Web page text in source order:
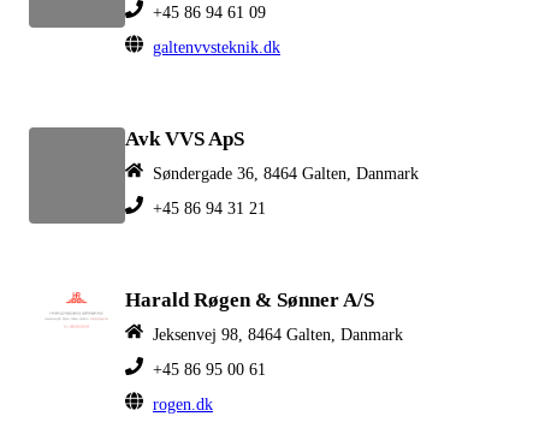
+45 86 94 61 09
galtenvvsteknik.dk
Avk VVS ApS
Søndergade 36, 8464 Galten, Danmark
+45 86 94 31 21
Harald Røgen & Sønner A/S
Jeksenvej 98, 8464 Galten, Danmark
+45 86 95 00 61
rogen.dk